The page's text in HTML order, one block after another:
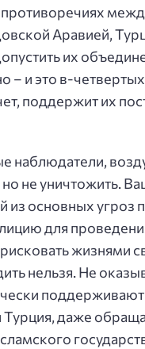
противоречиях
Аравией,
их
– и это в-
поддержит их
наблюдатели,
не уничтожить.
из основных угроз
для
жизнями
нельзя. Не
даже